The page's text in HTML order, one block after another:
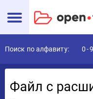
Поиск по алфавиту: 0-9
Файл с